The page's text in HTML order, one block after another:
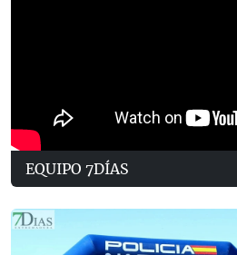
EQUIPO 7DÍAS